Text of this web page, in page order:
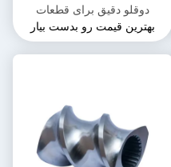
دوقلو دقیق برای قطعات
پلاستیکی
بهترین قیمت رو بدست بیار